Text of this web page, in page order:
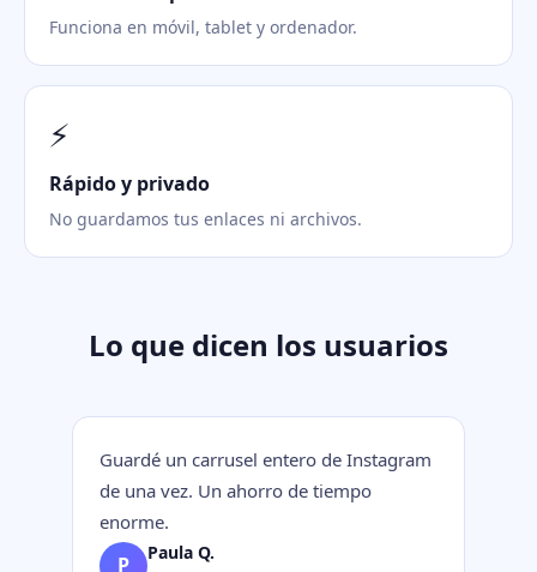
Funciona en móvil, tablet y ordenador.
⚡
Rápido y privado
No guardamos tus enlaces ni archivos.
Lo que dicen los usuarios
Guardé un carrusel entero de Instagram
de una vez. Un ahorro de tiempo
enorme.
P Paula Q.